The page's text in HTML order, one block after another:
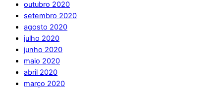
outubro 2020
setembro 2020
agosto 2020
julho 2020
junho 2020
maio 2020
abril 2020
março 2020